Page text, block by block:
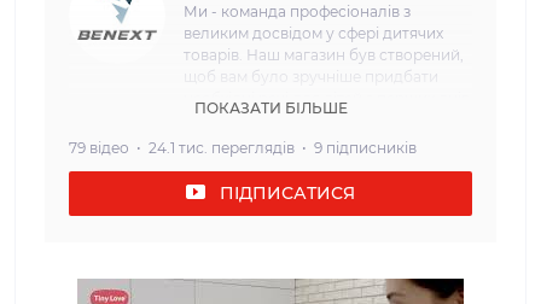
Ми - команда професіоналів з
великим досвідом у сфері дитячих
товарів. Наш магазин був створений,
щоб вам було зручніше придбати
забезпечити наших клієнтів
дитячих товарів. Кожен товар, який
ми пропонуємо, проходить сувору
магазині ви знайдете широкий вибір
ПОКАЗАТИ БІЛЬШЕ
79 відео 24.1 тис. переглядів 9 підписників
ПІДПИСАТИСЯ